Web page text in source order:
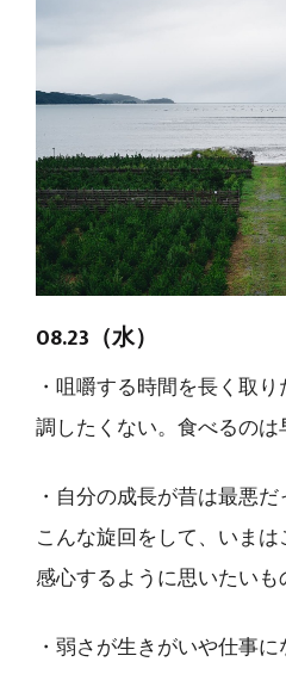
08.23（水）
・咀嚼する時間を長く取
調したくない。食べるのは
・自分の成長が昔は最悪
こんな旋回をして、いま
感心するように思いたいも
・弱さが生きがいや仕事に